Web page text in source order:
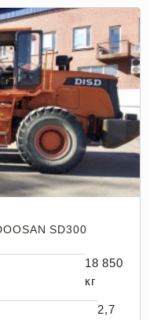
SD300
18 850
кг
2,7